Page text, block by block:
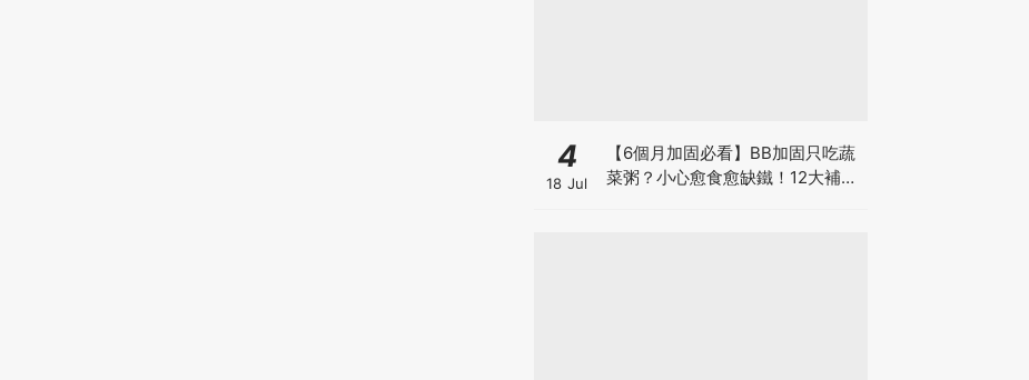
4
18 Jul
【6個月加固必看】BB加固只吃蔬
菜粥？小心愈食愈缺鐵！12大補鐵